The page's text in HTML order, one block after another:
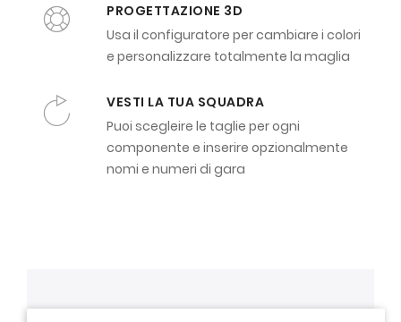
PROGETTAZIONE 3D
Usa il configuratore per cambiare i colori
e personalizzare totalmente la maglia
VESTI LA TUA SQUADRA
Puoi scegleire le taglie per ogni
componente e inserire opzionalmente
nomi e numeri di gara